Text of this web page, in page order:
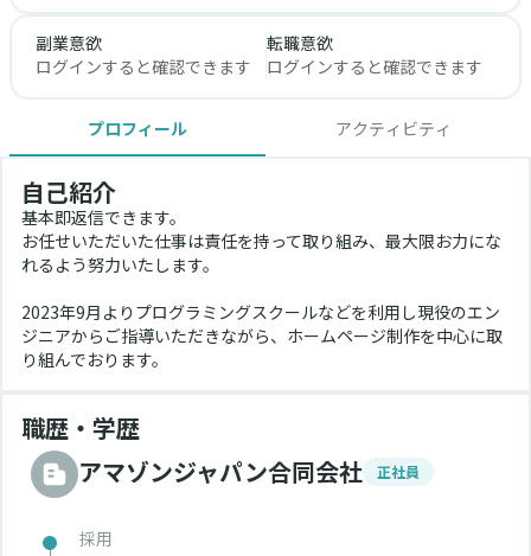
副業意欲
ログインすると確認できます
転職意欲
ログインすると確認できます
プロフィール アクティビティ
自己紹介
基本即返信できます。
お任せいただいた仕事は責任を持って取り組み、最大限お力にな
れるよう努力いたします。
2023年9月よりプログラミングスクールなどを利用し現役のエン
ジニアからご指導いただきながら、ホームページ制作を中心に取
り組んでおります。
職歴・学歴
アマゾンジャパン合同会社
正社員
採用